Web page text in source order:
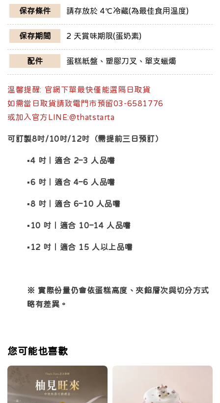
保存條件 請存放於 4℃冷藏(為最佳食用溫度)
保存期間 2 天賞味期限(蛋奶素)
配件 蛋糕紙盤、塑膠刀叉、單支蠟燭
溫馨提醒: 官網下單最快僅能選隔日取貨
如需當日取貨請致電門市預留03-6581776
或加入官方LINE:@thatstarta
可訂製8吋/10吋/12吋（需提前三日預訂）
▪️4 吋｜適合 2–3 人品嚐
▪️6 吋｜適合 4–6 人品嚐
▪️8 吋｜適合 6–10 人品嚐
▪️10 吋｜適合 10–14 人品嚐
▪️12 吋｜適合 15 人以上品嚐
※ 實際份量仍會依蛋糕高度、夾餡層次與切分方式
略有差異。
您可能也喜歡